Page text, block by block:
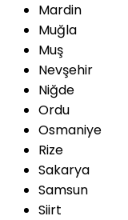
Mardin
Muğla
Muş
Nevşehir
Niğde
Ordu
Osmaniye
Rize
Sakarya
Samsun
Siirt